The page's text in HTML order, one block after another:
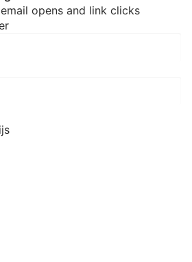
opens and link clicks